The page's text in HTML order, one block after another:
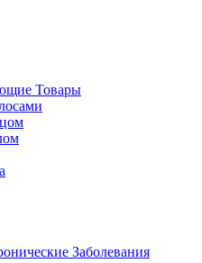
Товары
Заболевания